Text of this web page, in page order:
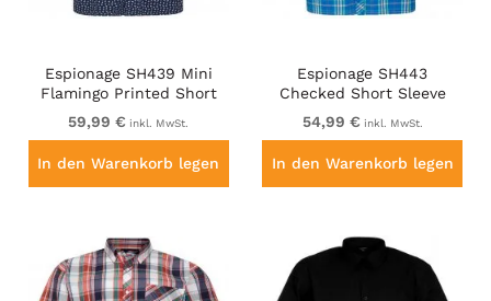
Espionage SH439 Mini
Flamingo Printed Short
Sleeve Shirt Navy
59,99 € inkl. MwSt.
In den Warenkorb legen
Espionage SH443
Checked Short Sleeve
Shirt Royal/Mint/Lemon
54,99 € inkl. MwSt.
In den Warenkorb legen